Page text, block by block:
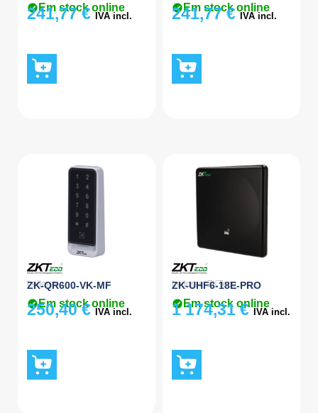
Em stock online
241,77€ IVA incl.
Em stock online
241,77€ IVA incl.
Leitores
ZK-QR600-VK-MF
Em stock online
250,40€ IVA incl.
Leitores,ZKTeco
ZK-UHF6-18E-PRO
Em stock online
1 174,31€ IVA incl.